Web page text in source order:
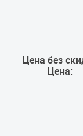
Цена без
Цена: